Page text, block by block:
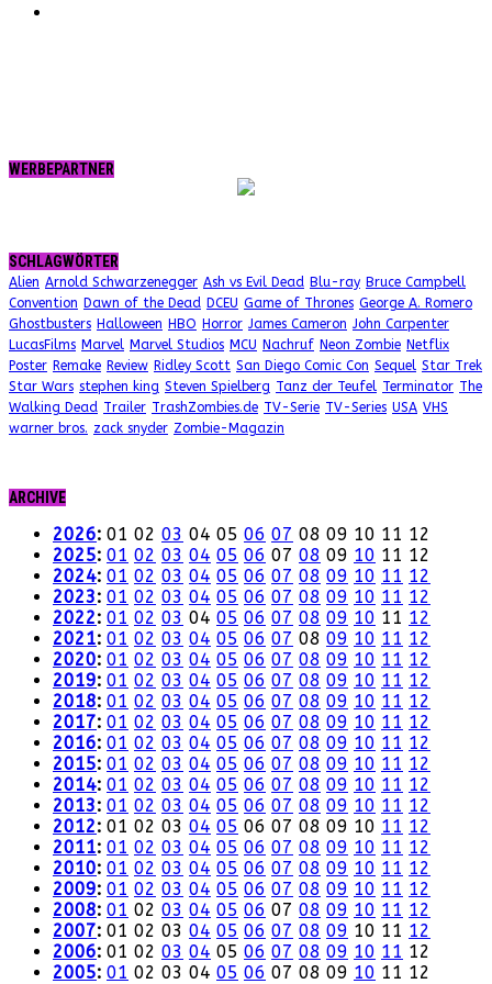
WERBEPARTNER
SCHLAGWÖRTER
Alien Arnold Schwarzenegger Ash vs Evil Dead Blu-ray Bruce Campbell
Convention Dawn of the Dead DCEU Game of Thrones George A. Romero
Ghostbusters Halloween HBO Horror James Cameron John Carpenter
LucasFilms Marvel Marvel Studios MCU Nachruf Neon Zombie Netflix
Poster Remake Review Ridley Scott San Diego Comic Con Sequel Star Trek
Star Wars stephen king Steven Spielberg Tanz der Teufel Terminator The
Walking Dead Trailer TrashZombies.de TV-Serie TV-Series USA VHS
warner bros. zack snyder Zombie-Magazin
ARCHIVE
2026: 01 02 03 04 05 06 07 08 09 10 11 12
2025: 01 02 03 04 05 06 07 08 09 10 11 12
2024: 01 02 03 04 05 06 07 08 09 10 11 12
2023: 01 02 03 04 05 06 07 08 09 10 11 12
2022: 01 02 03 04 05 06 07 08 09 10 11 12
2021: 01 02 03 04 05 06 07 08 09 10 11 12
2020: 01 02 03 04 05 06 07 08 09 10 11 12
2019: 01 02 03 04 05 06 07 08 09 10 11 12
2018: 01 02 03 04 05 06 07 08 09 10 11 12
2017: 01 02 03 04 05 06 07 08 09 10 11 12
2016: 01 02 03 04 05 06 07 08 09 10 11 12
2015: 01 02 03 04 05 06 07 08 09 10 11 12
2014: 01 02 03 04 05 06 07 08 09 10 11 12
2013: 01 02 03 04 05 06 07 08 09 10 11 12
2012: 01 02 03 04 05 06 07 08 09 10 11 12
2011: 01 02 03 04 05 06 07 08 09 10 11 12
2010: 01 02 03 04 05 06 07 08 09 10 11 12
2009: 01 02 03 04 05 06 07 08 09 10 11 12
2008: 01 02 03 04 05 06 07 08 09 10 11 12
2007: 01 02 03 04 05 06 07 08 09 10 11 12
2006: 01 02 03 04 05 06 07 08 09 10 11 12
2005: 01 02 03 04 05 06 07 08 09 10 11 12